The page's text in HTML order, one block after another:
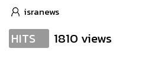
isranews
HITS 1810 views